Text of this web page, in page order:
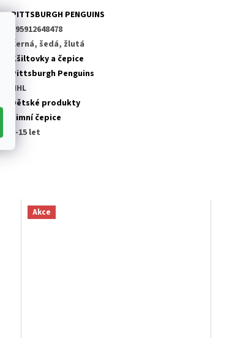
Akce
PITTSBURGH PENGUINS
195912648478
Černá, šedá, žlutá
Kšiltovky a čepice
Pittsburgh Penguins
NHL
Dětské produkty
Zimní čepice
6-15 let